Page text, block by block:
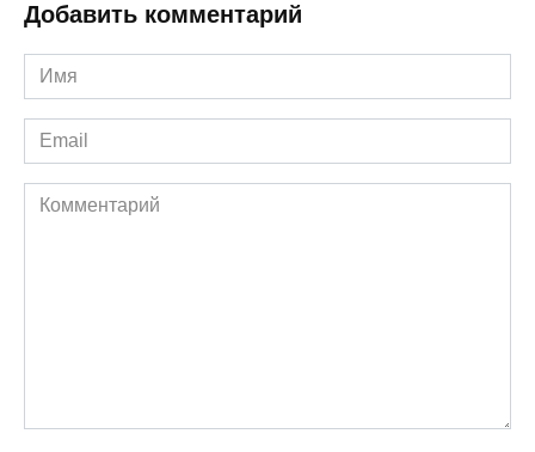
Добавить комментарий
Имя
*
Email
*
Комментарий